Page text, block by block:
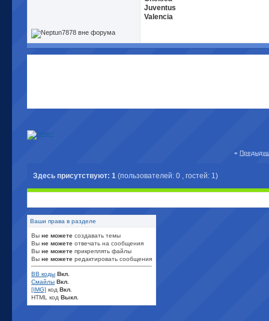
Juventus
Valencia
«
Здесь присутствуют: 1 (пользователей: 0 , гостей: 1)
Ваши права в разделе
Вы не можете создавать темы
Вы не можете отвечать на сообщения
Вы не можете прикреплять файлы
Вы не можете редактировать сообщения
BB коды Вкл.
Смайлы Вкл.
[IMG] код Вкл.
HTML код Выкл.